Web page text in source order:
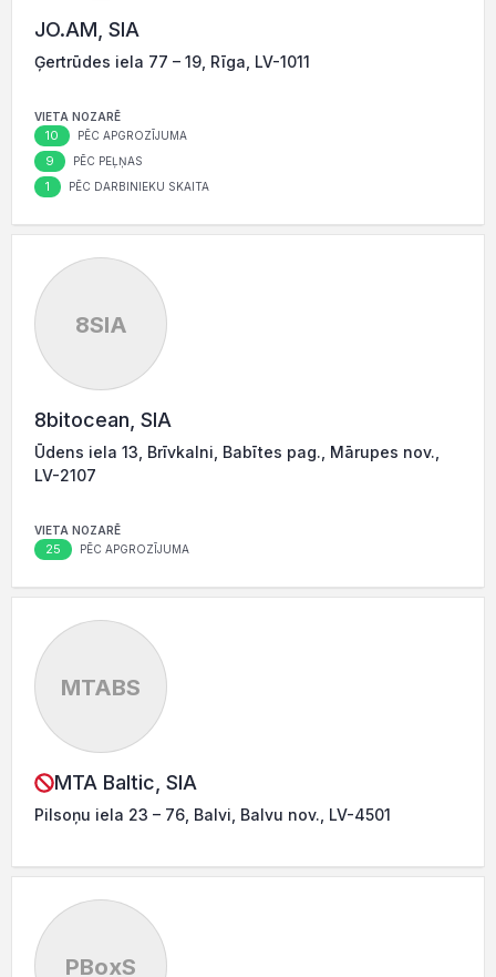
JO.AM, SIA
Ģertrūdes iela 77 – 19, Rīga, LV-1011
VIETA NOZARĒ
10 PĒC APGROZĪJUMA
9 PĒC PEĻŅAS
1 PĒC DARBINIEKU SKAITA
8SIA
8bitocean, SIA
Ūdens iela 13, Brīvkalni, Babītes pag., Mārupes nov.,
LV-2107
VIETA NOZARĒ
25 PĒC APGROZĪJUMA
MTABS
MTA Baltic, SIA
Pilsoņu iela 23 – 76, Balvi, Balvu nov., LV-4501
PBoxS